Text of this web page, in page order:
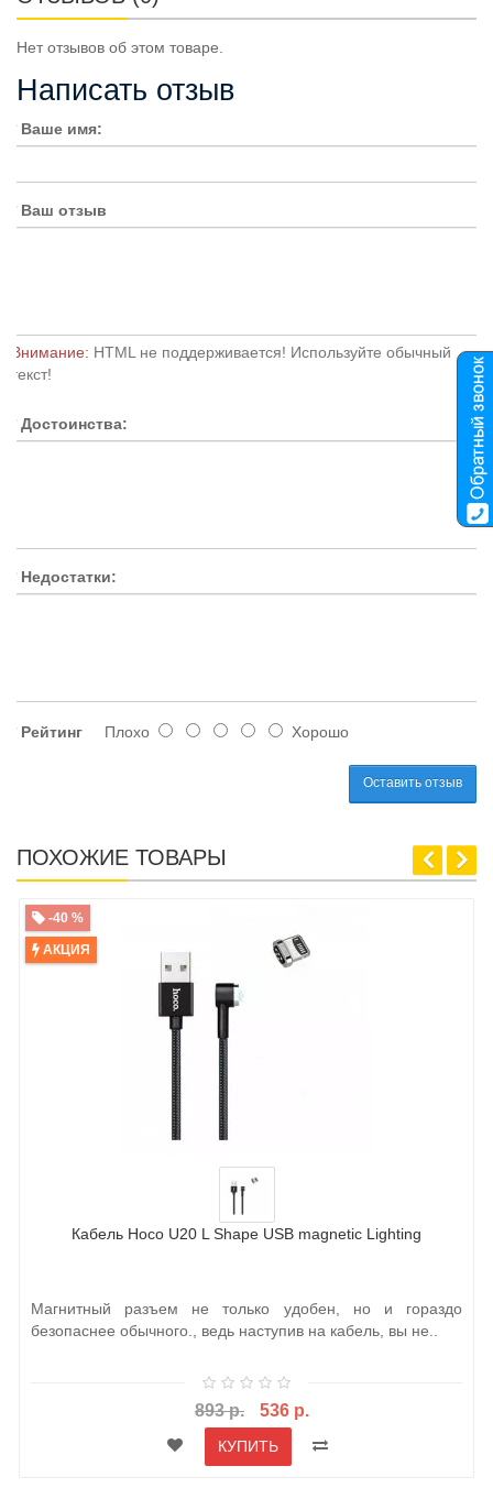
Нет отзывов об этом товаре.
Написать отзыв
Ваше имя:
Ваш отзыв
Внимание: HTML не поддерживается! Используйте обычный
текст!
Достоинства:
Недостатки:
Рейтинг Плохо Хорошо
Оставить отзыв
ПОХОЖИЕ ТОВАРЫ
-40 %
АКЦИЯ
Кабель Hoco U20 L Shape USB magnetic Lighting
Магнитный разъем не только удобен, но и гораздо
безопаснее обычного., ведь наступив на кабель, вы не..
893 р. 536 р.
КУПИТЬ